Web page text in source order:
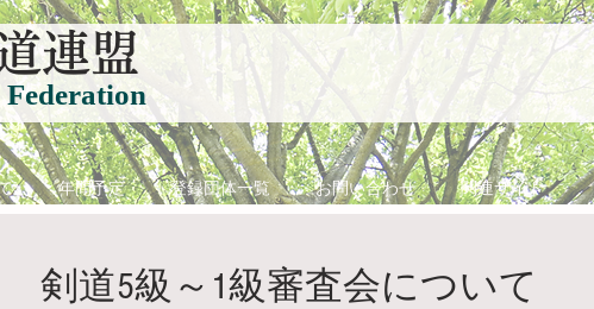
連盟
Federation
年間予定 登録団体一覧 お問い合わせ 関連サイト
剣道5級～1級審査会について